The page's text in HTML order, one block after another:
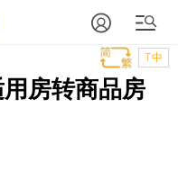
T中
房转商品房